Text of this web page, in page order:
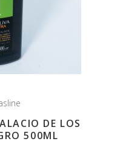
DE LOS
500ML